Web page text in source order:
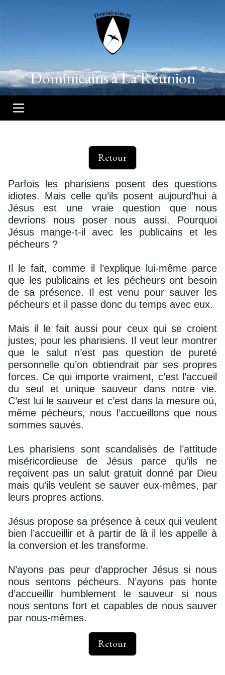
Dominicains à La Réunion
Retour
Parfois les pharisiens posent des questions
idiotes. Mais celle qu’ils posent aujourd’hui à
Jésus est une vraie question que nous
devrions nous poser nous aussi. Pourquoi
Jésus mange-t-il avec les publicains et les
pécheurs ?
Il le fait, comme il l’explique lui-même parce
que les publicains et les pécheurs ont besoin
de sa présence. Il est venu pour sauver les
pécheurs et il passe donc du temps avec eux.
Mais il le fait aussi pour ceux qui se croient
justes, pour les pharisiens. Il veut leur montrer
que le salut n’est pas question de pureté
personnelle qu’on obtiendrait par ses propres
forces. Ce qui importe vraiment, c’est l’accueil
du seul et unique sauveur dans notre vie.
C’est lui le sauveur et c’est dans la mesure où,
même pécheurs, nous l’accueillons que nous
sommes sauvés.
Les pharisiens sont scandalisés de l’attitude
miséricordieuse de Jésus parce qu’ils ne
reçoivent pas un salut gratuit donné par Dieu
mais qu’ils veulent se sauver eux-mêmes, par
leurs propres actions.
Jésus propose sa présence à ceux qui veulent
bien l’accueillir et à partir de là il les appelle à
la conversion et les transforme.
N’ayons pas peur d’approcher Jésus si nous
nous sentons pécheurs. N’ayons pas honte
d’accueillir humblement le sauveur si nous
nous sentons fort et capables de nous sauver
par nous-mêmes.
Retour